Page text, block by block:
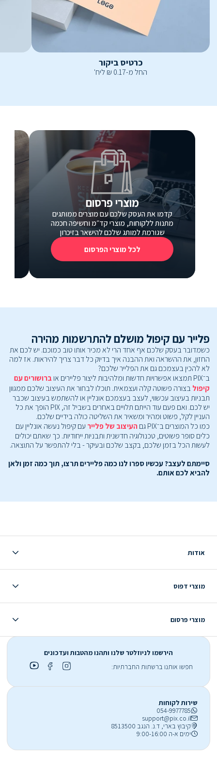
כרטיס ביקור
החל מ-0.17
₪ ליח'
מוצרי פרסום
קדמו את העסק שלכם עם מוצרים ממותגים
מתנות ללקוחות, מוצרי קד״מ וחשיפה חכמה
שגורמת למותג שלכם להישאר בזיכרון
לכל מוצרי הפרסום
פלייר עם קיפול מושלם להתרשמות מהירה
כשמדובר בעסק שלכם אף אחד הרי לא מכיר אותו טוב כמוכם. יש לכם את
החזון, את ההשראה ואת ההבנה איך בדיוק כל דבר צריך להיראות. אז למה
לא להכין בעצמכם גם את הפלייר שלכם?
ב־PIX תמצאו אפשרויות חדשות ומלהיבות ליצור פליירים או
ברושורים עם
קיפול בצורה פשוטה קלה ועצמאית. תוכלו לבחור את העיצוב שלכם ממגוון
תבניות בעיצוב עכשווי, לעצב בעצמכם אונליין או להשתמש בעיצוב שכבר
יש לכם. ואם פעם עוד הייתם תלויים באחרים בשביל זה, PIX הופך את כל
העניין לקל, פשוט ומהיר ומשאיר את השליטה כולה בידיים שלכם.
כמו כל המוצרים ב־PIX גם
העיצוב של פלייר עם קיפול נעשה אונליין עם
כלים סופר פשוטים, טכנולוגיה חדשנית ותבניות ייחודיות. כך שאתם יכולים
לעשות הכל בזמן שלכם, בקצב שלכם ובעיקר - בלי להתפשר על התוצאה.
סיימתם לעצב? עכשיו ספרו לנו כמה פליירים תרצו, תוך כמה זמן ולאן
להביא לכם אותם.
אודות
מוצרי דפוס
מוצרי פרסום
הירשמו לניוזלטר שלנו ותהנו מהטבות ועדכונים
חפשו אותנו ברשתות החברתיות:
שירות לקוחות
054-9977785
support@pix.co.il
קיבוץ בארי, ד.נ. הנגב 8513500
ימים א-ה 9:00-16:00